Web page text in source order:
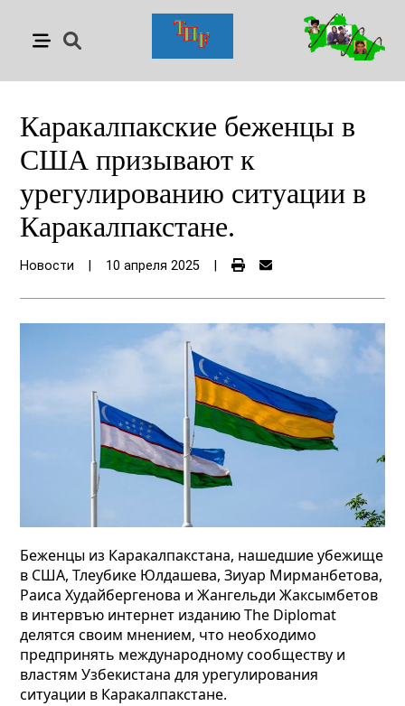
Каракалпакские беженцы в
США призывают к
урегулированию ситуации в
Каракалпакстане.
Новости 10 апреля 2025
Беженцы из Каракалпакстана, нашeдшиеубежище
в США, Тлеубике Юлдашева, Зиуар Мирманбетова,
Раиса Худайбергенова и Жангельди Жаксымбетов
в интервъю интернет изданию The Diplomat
делятся своим мнением, что необходимо
предпринять международному сообществу и
властям Узбекистана для урегулирования
ситуации в Каракалпакстане.